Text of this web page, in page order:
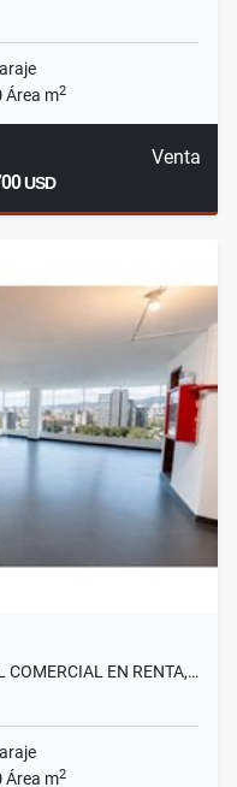
Área m2
Venta
USD
COMERCIAL EN RENTA,…
Área m2